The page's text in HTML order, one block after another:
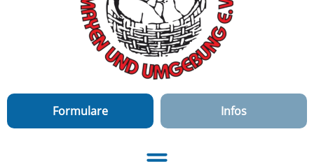
Formulare Infos